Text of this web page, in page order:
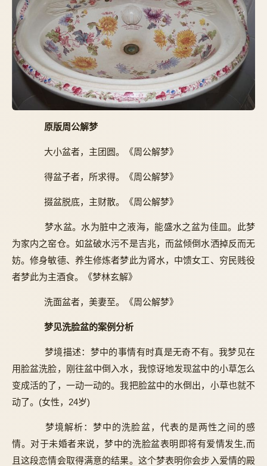
原版周公解梦
大小盆者，主团圆。《周公解梦》
得盆子者，所求得。《周公解梦》
掇盆脱底，主财散。《周公解梦》
梦水盆。水为脏中之液海，能盛水之盆为佳皿。此梦
为家内之窑仓。如盆破水污不是吉兆，而盆倾倒水洒掉反而无
妨。修身敏德、养生修炼者梦此为肾水，中馈女工、穷民贱役
者梦此为主酒食。《梦林玄解》
洗面盆者，美妻至。《周公解梦》
梦见洗脸盆的案例分析
梦境描述：梦中的事情有时真是无奇不有。我梦见在
用脸盆洗脸，刚往盆中倒入水，我惊讶地发现盆中的小草怎么
变成活的了，一动一动的。我把脸盆中的水倒出，小草也就不
动了。(女性，24岁)
梦境解析：梦中的洗脸盆，代表的是两性之间的感
情。对于未婚者来说，梦中的洗脸盆表明即将有爱情发生,而
且这段恋情会取得满意的结果。这个梦表明你会步入爱情的殿